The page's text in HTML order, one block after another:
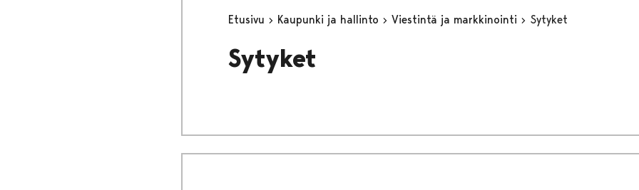
Etusivu Kaupunki ja hallinto Viestintä ja markkinointi Sytyket
Sytyket